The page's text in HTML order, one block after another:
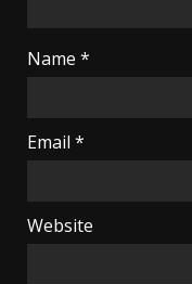
Name *
Email *
Website